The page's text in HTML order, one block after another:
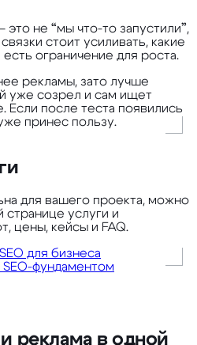
не “мы что-то запустили”,
стоит усиливать, какие
ограничение для роста.
рекламы, зато лучше
уже созрел и сам ищет
Если после теста появились
принес пользу.
для вашего проекта, можно
услуги и
цены, кейсы и FAQ.
SEO для бизнеса
SEO-фундаментом
реклама в одной